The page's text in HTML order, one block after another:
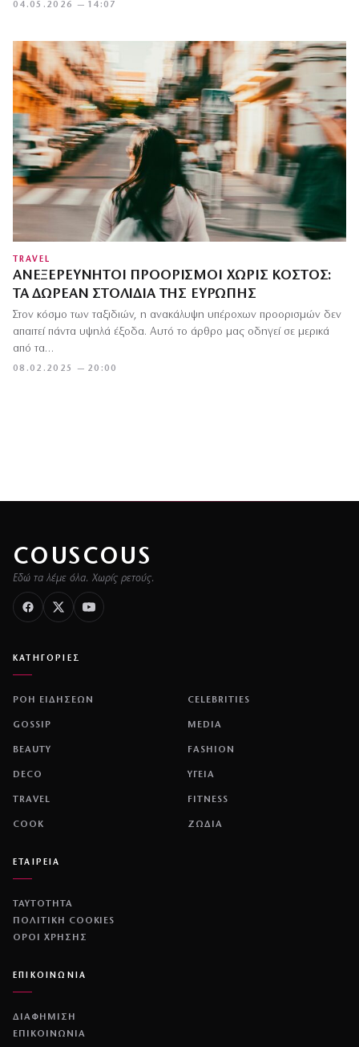
04.05.2026 — 14:07
TRAVEL
ΑΝΕΞΕΡΕΎΝΗΤΟΙ ΠΡΟΟΡΙΣΜΟΊ ΧΩΡΊΣ ΚΌΣΤΟΣ:
ΤΑ ΔΩΡΕΆΝ ΣΤΟΛΊΔΙΑ ΤΗΣ ΕΥΡΏΠΗΣ
08.02.2025 — 20:00
Στον κόσμο των ταξιδιών, η ανακάλυψη υπέροχων προορισμών δεν
απαιτεί πάντα υψηλά έξοδα. Αυτό το άρθρο μας οδηγεί σε μερικά
από τα…
COUSCOUS
Εδώ τα λέμε όλα. Χωρίς ρετούς.
ΚΑΤΗΓΟΡΙΕΣ
ΡΟΗ ΕΙΔΗΣΕΩΝ CELEBRITIES
GOSSIP MEDIA
BEAUTY FASHION
DECO ΥΓΕΙΑ
TRAVEL FITNESS
COOK ΖΩΔΙΑ
ΕΤΑΙΡΕΙΑ
ΤΑΥΤΟΤΗΤΑ
ΠΟΛΙΤΙΚΉ COOKIES
ΌΡΟΙ ΧΡΉΣΗΣ
ΕΠΙΚΟΙΝΩΝΙΑ
ΔΙΑΦΗΜΙΣΗ
ΕΠΙΚΟΙΝΩΝΙΑ